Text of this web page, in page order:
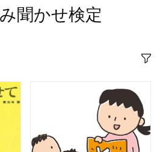
聞かせ検定